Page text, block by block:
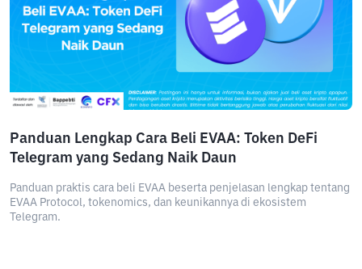
Panduan Lengkap Cara Beli EVAA: Token DeFi
Telegram yang Sedang Naik Daun
Panduan praktis cara beli EVAA beserta penjelasan lengkap tentang
EVAA Protocol, tokenomics, dan keunikannya di ekosistem
Telegram.